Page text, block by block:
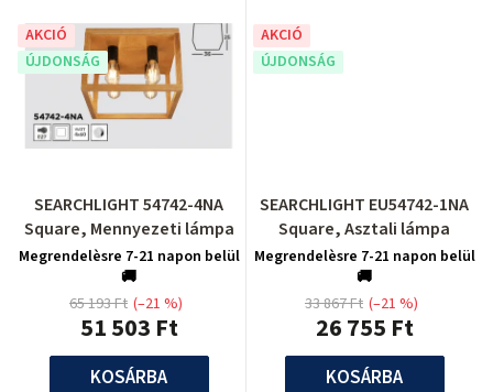
AKCIÓ
ÚJDONSÁG
SEARCHLIGHT 54742-4NA
Square, Mennyezeti lámpa
Megrendelèsre 7-21 napon belül
🚚
51 503 Ft
65 193 Ft (–21 %)
KOSÁRBA
AKCIÓ
ÚJDONSÁG
SEARCHLIGHT EU54742-1NA
Square, Asztali lámpa
Megrendelèsre 7-21 napon belül
🚚
26 755 Ft
33 867 Ft (–21 %)
KOSÁRBA